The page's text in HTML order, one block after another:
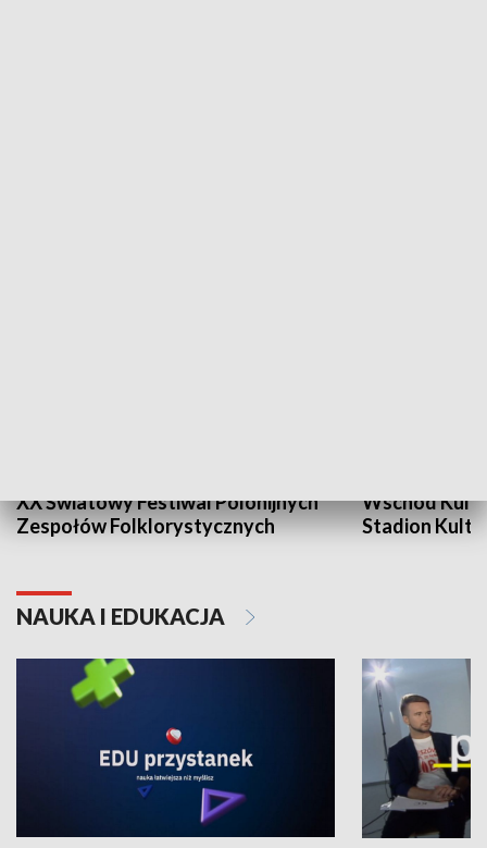
XX Światowy Festiwal Polonijnych
Zespołów Folklorystycznych
Wschód
Stadion
NAUKA I EDUKACJA